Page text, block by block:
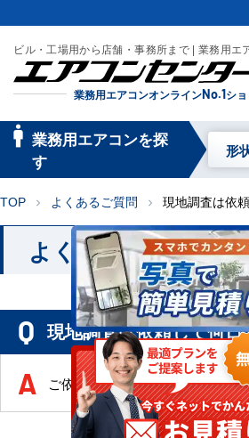
ビル・工場用から店舗・事務所まで | 業務用エ
業務用エアコンオンラインNo.1シ
業務用エアコンを探
す
形
TOP chevron_right よくあるご質問 chevron_right 現地調査は依
よくあるご質問
現地調査は依頼して何日
ご依頼いただいた当日～１週間